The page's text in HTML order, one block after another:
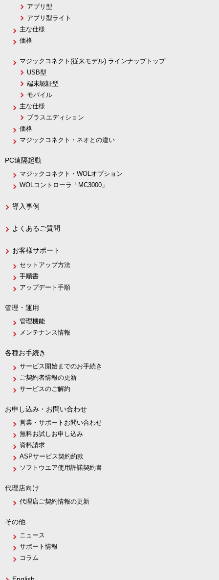
アプリ型
アプリ型ライト
主な仕様
価格
マジックコネクト(従来モデル) ラインナップトップ
USB型
端末認証型
モバイル
主な仕様
プラスエディション
価格
マジックコネクト・ネオとの違い
PC遠隔起動
マジックコネクト・WOLオプション
WOLコントローラ「MC3000」
導入事例
よくあるご質問
お客様サポート
セットアップ方法
手順書
アップデート手順
管理・運用
管理機能
メンテナンス情報
各種お手続き
サービス開始までのお手続き
ご契約者情報の更新
サービスのご解約
お申し込み・お問い合わせ
営業・サポートお問い合わせ
無料お試しお申し込み
資料請求
ASPサービス契約約款
ソフトウエア使用許諾契約書
代理店向け
代理店ご契約情報の更新
その他
ニュース
サポート情報
コラム